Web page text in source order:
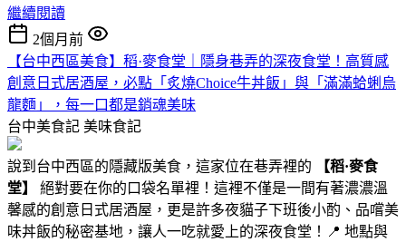
繼續閱讀
2個月前
【台中西區美食】稻·麥食堂｜隱身巷弄的深夜食堂！高質感
創意日式居酒屋，必點「炙燒Choice牛丼飯」與「滿滿蛤蜊烏
龍麵」，每一口都是銷魂美味
台中美食記 美味食記
說到台中西區的隱藏版美食，這家位在巷弄裡的
【稻·麥食
堂】
絕對要在你的口袋名單裡！這裡不僅是一間有著濃濃溫
馨感的創意日式居酒屋，更是許多夜貓子下班後小酌、品嚐美
味丼飯的秘密基地，讓人一吃就愛上的深夜食堂！📍 地點與